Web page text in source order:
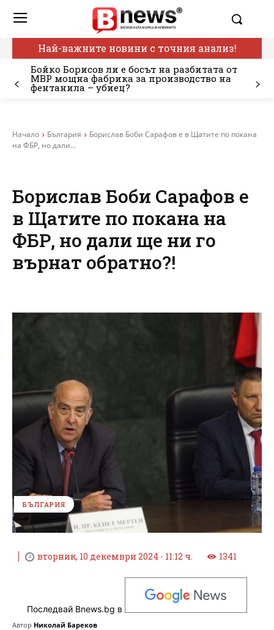
Най-важните новини с точния анализ!
Бойко Борисов ли е босът на разбитата от
МВР мощна фабрика за производство на
фентанила – убиец?
Начало България
Борислав Боби Сарафов е в Щатите по покана
на ФБР, но дали...
Борислав Боби Сарафов е
в Щатите по покана на
ФБР, но дали ще ни го
върнат обратно?!
БЪЛГАРИЯ
вторник, 10 декември 2024 - 11:12 ч. 1341
Последвай Bnews.bg в
Автор Николай Бареков